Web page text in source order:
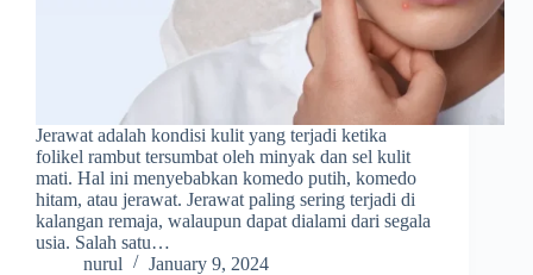
Jerawat adalah kondisi kulit yang terjadi ketika
folikel rambut tersumbat oleh minyak dan sel kulit
mati. Hal ini menyebabkan komedo putih, komedo
hitam, atau jerawat. Jerawat paling sering terjadi di
kalangan remaja, walaupun dapat dialami dari segala
usia. Salah satu…
nurul
January 9, 2024